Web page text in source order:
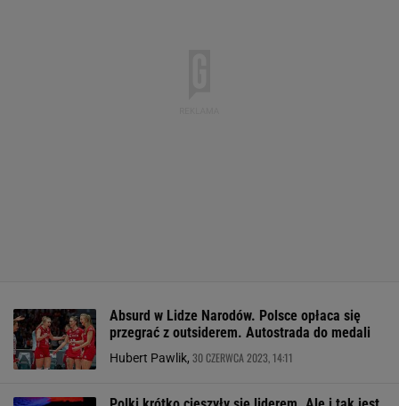
Absurd w Lidze Narodów. Polsce opłaca się
przegrać z outsiderem. Autostrada do medali
Hubert Pawlik, 30 CZERWCA 2023, 14:11